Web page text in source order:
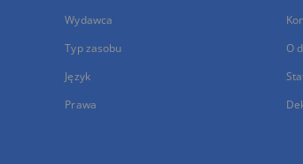
Wydawca
Typ zasobu
Język
Prawa
O